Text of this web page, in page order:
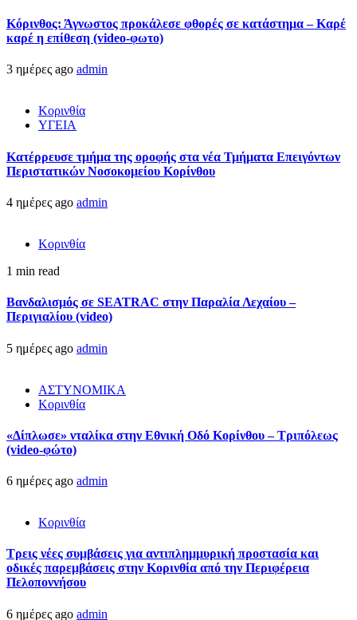
Κόρινθος: Άγνωστος προκάλεσε φθορές σε κατάστημα – Καρέ
καρέ η επίθεση (video-φωτο)
3 ημέρες ago admin
Κορινθία
ΥΓΕΙΑ
Kατέρρευσε τμήμα της οροφής στα νέα Τμήματα Επειγόντων
Περιστατικών Νοσοκομείου Κορίνθου
4 ημέρες ago admin
Κορινθία
1 min read
Βανδαλισμός σε SEATRAC στην Παραλία Λεχαίου –
Περιγιαλίου (video)
5 ημέρες ago admin
ΑΣΤΥΝΟΜΙΚΑ
Κορινθία
«Δίπλωσε» νταλίκα στην Εθνική Oδό Κορίνθου – Τριπόλεως
(video-φώτο)
6 ημέρες ago admin
Κορινθία
Τρεις νέες συμβάσεις για αντιπλημμυρική προστασία και
οδικές παρεμβάσεις στην Κορινθία από την Περιφέρεια
Πελοποννήσου
6 ημέρες ago admin